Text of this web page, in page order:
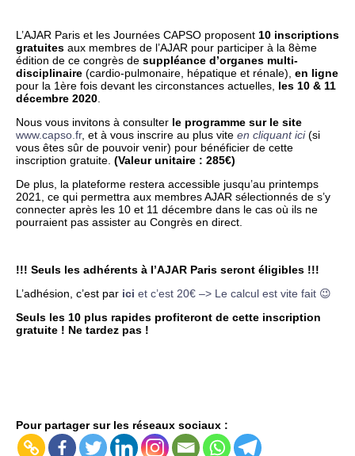
L’AJAR Paris et les Journées CAPSO proposent 10 inscriptions
gratuites aux membres de l’AJAR pour participer à la 8ème
édition de ce congrès de suppléance d’organes multi-
disciplinaire (cardio-pulmonaire, hépatique et rénale), en ligne
pour la 1ère fois devant les circonstances actuelles, les 10 & 11
décembre 2020.
Nous vous invitons à consulter le programme sur le site
www.capso.fr, et à vous inscrire au plus vite en cliquant ici (si
vous êtes sûr de pouvoir venir) pour bénéficier de cette
inscription gratuite. (Valeur unitaire : 285€)
De plus, la plateforme restera accessible jusqu’au printemps
2021, ce qui permettra aux membres AJAR sélectionnés de s’y
connecter après les 10 et 11 décembre dans le cas où ils ne
pourraient pas assister au Congrès en direct.
!!! Seuls les adhérents à l’AJAR Paris seront éligibles !!!
L’adhésion, c’est par ici et c’est 20€ –> Le calcul est vite fait 😉
Seuls les 10 plus rapides profiteront de cette inscription
gratuite ! Ne tardez pas !
Pour partager sur les réseaux sociaux :